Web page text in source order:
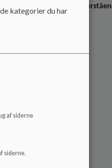
tvungen ferielukket
kategorier du har
af siderne
siderne.